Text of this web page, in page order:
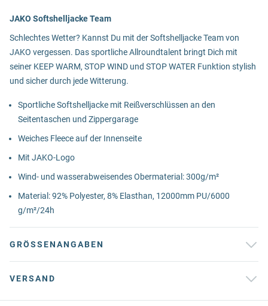
JAKO Softshelljacke Team
Schlechtes Wetter? Kannst Du mit der Softshelljacke Team von
JAKO vergessen. Das sportliche Allroundtalent bringt Dich mit
seiner KEEP WARM, STOP WIND und STOP WATER Funktion stylish
und sicher durch jede Witterung.
Sportliche Softshelljacke mit Reißverschlüssen an den
Seitentaschen und Zippergarage
Weiches Fleece auf der Innenseite
Mit JAKO-Logo
Wind- und wasserabweisendes Obermaterial: 300g/m²
Material: 92% Polyester, 8% Elasthan, 12000mm PU/6000
g/m²/24h
GRÖSSENANGABEN
VERSAND